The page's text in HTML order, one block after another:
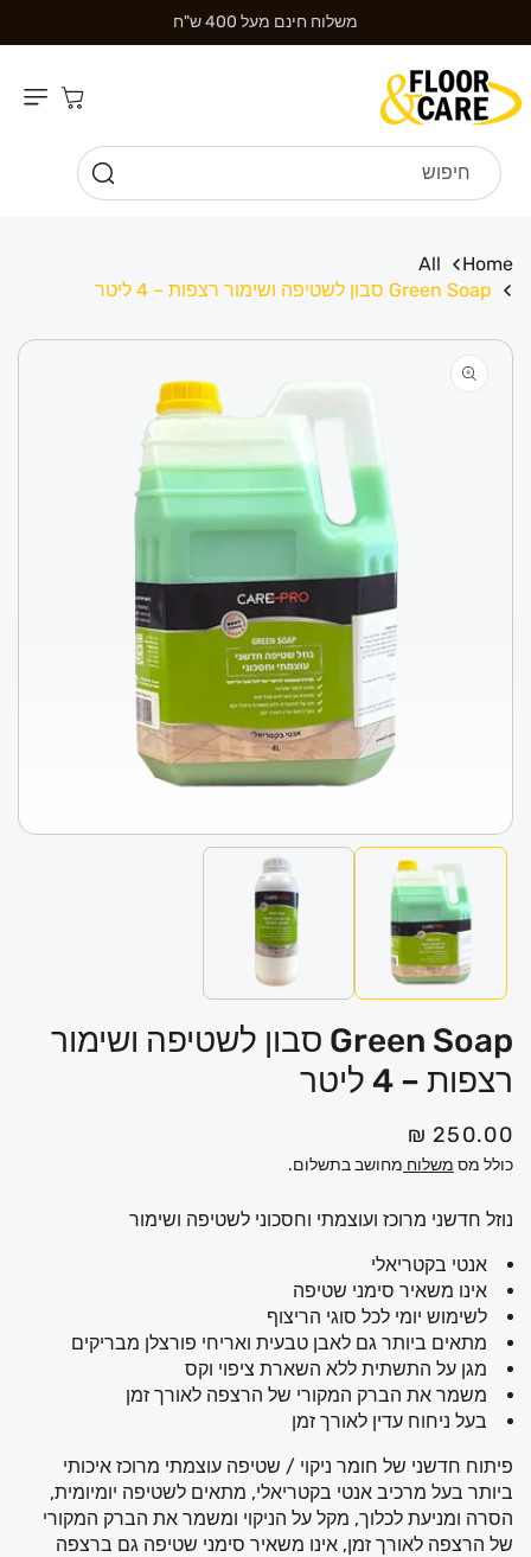
משלוח חינם מעל 400 ש"ח
חיפוש
עגלת
קניות
Home
All
Green Soap סבון לשטיפה ושימור רצפות – 4 ליטר
דילוג למידע
מוצר
Green Soap סבון לשטיפה ושימור
רצפות – 4 ליטר
מ
ח
ר
ר
ג
י
250.00 ₪
כולל מס משלוח מחושב בתשלום.
נוזל חדשני מרוכז ועוצמתי וחסכוני לשטיפה ושימור
אנטי בקטריאלי
אינו משאיר סימני שטיפה
לשימוש יומי לכל סוגי הריצוף
מתאים ביותר גם לאבן טבעית ואריחי פורצלן מבריקים
מגן על התשתית ללא השארת ציפוי וקס
משמר את הברק המקורי של הרצפה לאורך זמן
בעל ניחוח עדין לאורך זמן
פיתוח חדשני של חומר ניקוי / שטיפה עוצמתי מרוכז איכותי
ביותר בעל מרכיב אנטי בקטריאלי, מתאים לשטיפה יומיומית,
הסרה ומניעת לכלוך, מקל על הניקוי ומשמר את הברק המקורי
של הרצפה לאורך זמן, אינו משאיר סימני שטיפה גם ברצפה